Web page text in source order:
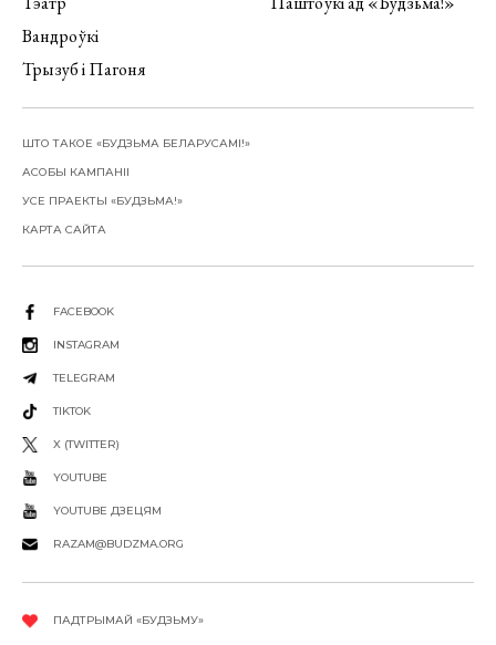
Вандроўкі
Трызуб і Пагоня
ШТО ТАКОЕ «БУДЗЬМА БЕЛАРУСАМІ!»
АСОБЫ КАМПАНІІ
УСЕ ПРАЕКТЫ «БУДЗЬМА!»
КАРТА САЙТА
FACEBOOK
INSTAGRAM
TELEGRAM
TIKTOK
X (TWITTER)
YOUTUBE
YOUTUBE ДЗЕЦЯМ
RAZAM@BUDZMA.ORG
ПАДТРЫМАЙ «БУДЗЬМУ»